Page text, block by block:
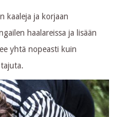
kaaleja ja korjaan
haalareissa ja lisään
yhtä nopeasti kuin